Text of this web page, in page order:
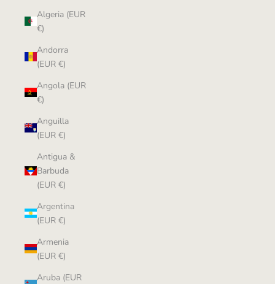
Algeria (EUR
€)
Andorra
(EUR €)
Angola (EUR
€)
Anguilla
(EUR €)
Antigua &
Barbuda
(EUR €)
Argentina
(EUR €)
Armenia
(EUR €)
Aruba (EUR